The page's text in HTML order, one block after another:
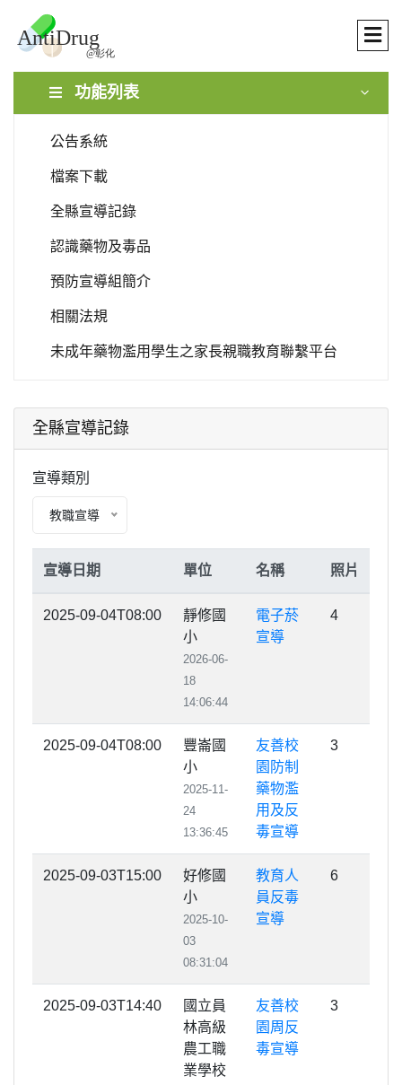
功能列表
公告系統
檔案下載
全縣宣導記錄
認識藥物及毒品
預防宣導組簡介
相關法規
未成年藥物濫用學生之家長親職教育聯繫平台
全縣宣導記錄
宣導類別
教職宣導
宣導日期 單位 名稱 照片
2025-09-04T08:00
靜修國
小
2026-06-
18
14:06:44
電子菸
宣導
4
2025-09-04T08:00
豐崙國
小
2025-11-
24
13:36:45
友善校
園防制
藥物濫
用及反
毒宣導
3
2025-09-03T15:00
好修國
小
2025-10-
03
08:31:04
教育人
員反毒
宣導
6
2025-09-03T14:40
國立員
林高級
農工職
業學校
友善校
園周反
毒宣導
3